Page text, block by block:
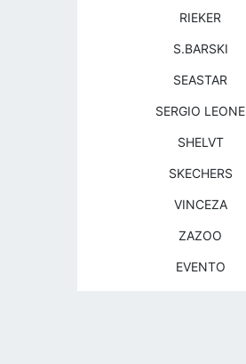
RIEKER
S.BARSKI
SEASTAR
SERGIO LEONE
SHELVT
SKECHERS
VINCEZA
ZAZOO
EVENTO